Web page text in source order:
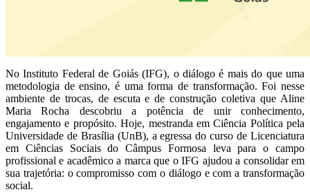
No Instituto Federal de Goiás (IFG), o diálogo é mais do que uma
metodologia de ensino, é uma forma de transformação. Foi nesse
ambiente de trocas, de escuta e de construção coletiva que Aline
Maria Rocha descobriu a potência de unir conhecimento,
engajamento e propósito. Hoje, mestranda em Ciência Política pela
Universidade de Brasília (UnB), a egressa do curso de Licenciatura
em Ciências Sociais do Câmpus Formosa leva para o campo
profissional e acadêmico a marca que o IFG ajudou a consolidar em
sua trajetória: o compromisso com o diálogo e com a transformação
social.